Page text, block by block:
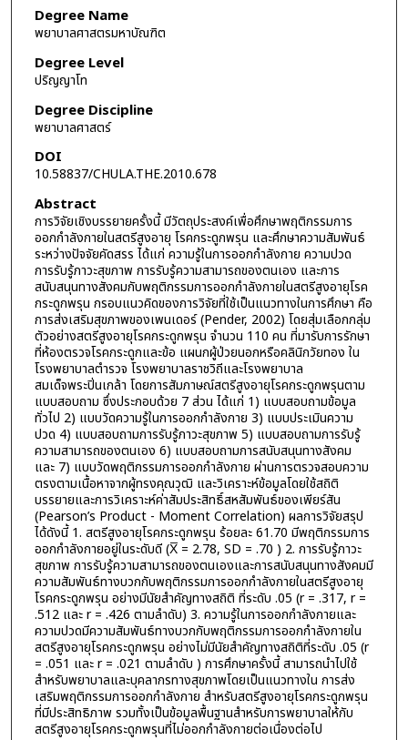
Degree Name
พยาบาลศาสตรมหาบัณฑิต
Degree Level
ปริญญาโท
Degree Discipline
พยาบาลศาสตร์
DOI
10.58837/CHULA.THE.2010.678
Abstract
การวิจัยเชิงบรรยายครั้งนี้ มีวัตถุประสงค์เพื่อศึกษาพฤติกรรมการ
ออกกำลังกายในสตรีสูงอายุ โรคกระดูกพรุน และศึกษาความสัมพันธ์
ระหว่างปัจจัยคัดสรร ได้แก่ ความรู้ในการออกกำลังกาย ความปวด
การรับรู้ภาวะสุขภาพ การรับรู้ความสามารถของตนเอง และการ
สนับสนุนทางสังคมกับพฤติกรรมการออกกำลังกายในสตรีสูงอายุโรค
กระดูกพรุน กรอบแนวคิดของการวิจัยที่ใช้เป็นแนวทางในการศึกษา คือ
การส่งเสริมสุขภาพของเพนเดอร์ (Pender, 2002) โดยสุ่มเลือกกลุ่ม
ตัวอย่างสตรีสูงอายุโรคกระดูกพรุน จำนวน 110 คน ที่มารับการรักษา
ที่ห้องตรวจโรคกระดูกและข้อ แผนกผู้ป่วยนอกหรือคลินิกวัยทอง ใน
โรงพยาบาลตำรวจ โรงพยาบาลราชวิถีและโรงพยาบาล
สมเด็จพระปิ่นเกล้า โดยการสัมภาษณ์สตรีสูงอายุโรคกระดูกพรุนตาม
แบบสอบถาม ซึ่งประกอบด้วย 7 ส่วน ได้แก่ 1) แบบสอบถามข้อมูล
ทั่วไป 2) แบบวัดความรู้ในการออกกำลังกาย 3) แบบประเมินความ
ปวด 4) แบบสอบถามการรับรู้ภาวะสุขภาพ 5) แบบสอบถามการรับรู้
ความสามารถของตนเอง 6) แบบสอบถามการสนับสนุนทางสังคม
และ 7) แบบวัดพฤติกรรมการออกกำลังกาย ผ่านการตรวจสอบความ
ตรงตามเนื้อหาจากผู้ทรงคุณวุฒิ และวิเคราะห์ข้อมูลโดยใช้สถิติ
บรรยายและการวิเคราะห์ค่าสัมประสิทธิ์สหสัมพันธ์ของเพียร์สัน
(Pearson’s Product - Moment Correlation) ผลการวิจัยสรุป
ได้ดังนี้ 1. สตรีสูงอายุโรคกระดูกพรุน ร้อยละ 61.70 มีพฤติกรรมการ
ออกกำลังกายอยู่ในระดับดี (X̅ = 2.78, SD = .70 ) 2. การรับรู้ภาวะ
สุขภาพ การรับรู้ความสามารถของตนเองและการสนับสนุนทางสังคมมี
ความสัมพันธ์ทางบวกกับพฤติกรรมการออกกำลังกายในสตรีสูงอายุ
โรคกระดูกพรุน อย่างมีนัยสำคัญทางสถิติ ที่ระดับ .05 (r = .317, r =
.512 และ r = .426 ตามลำดับ) 3. ความรู้ในการออกกำลังกายและ
ความปวดมีความสัมพันธ์ทางบวกกับพฤติกรรมการออกกำลังกายใน
สตรีสูงอายุโรคกระดูกพรุน อย่างไม่มีนัยสำคัญทางสถิติที่ระดับ .05 (r
= .051 และ r = .021 ตามลำดับ ) การศึกษาครั้งนี้ สามารถนำไปใช้
สำหรับพยาบาลและบุคลากรทางสุขภาพโดยเป็นแนวทางใน การส่ง
เสริมพฤติกรรมการออกกำลังกาย สำหรับสตรีสูงอายุโรคกระดูกพรุน
ที่มีประสิทธิภาพ รวมทั้งเป็นข้อมูลพื้นฐานสำหรับการพยาบาลให้กับ
สตรีสูงอายุโรคกระดูกพรุนที่ไม่ออกกำลังกายต่อเนื่องต่อไป